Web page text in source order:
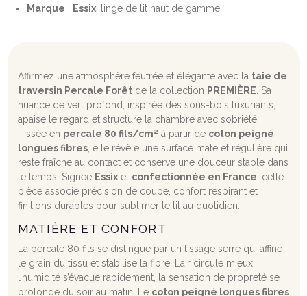
Marque : Essix, linge de lit haut de gamme.
Affirmez une atmosphère feutrée et élégante avec la taie de
traversin Percale Forêtde la collection PREMIÈRE. Sa
nuance de vert profond, inspirée des sous-bois luxuriants,
apaise le regard et structure la chambre avec sobriété.
Tissée en percale 80 fils/cm² à partir de coton peigné
longues fibres, elle révèle une surface mate et régulière qui
reste fraîche au contact et conserve une douceur stable dans
le temps. Signée Essixet confectionnée en France, cette
pièce associe précision de coupe, confort respirant et
finitions durables pour sublimer le lit au quotidien.
MATIÈRE ET CONFORT
La percale 80 fils se distingue par un tissage serré qui affine
le grain du tissu et stabilise la fibre. L’air circule mieux,
l’humidité s’évacue rapidement, la sensation de propreté se
prolonge du soir au matin. Le coton peigné longues fibres